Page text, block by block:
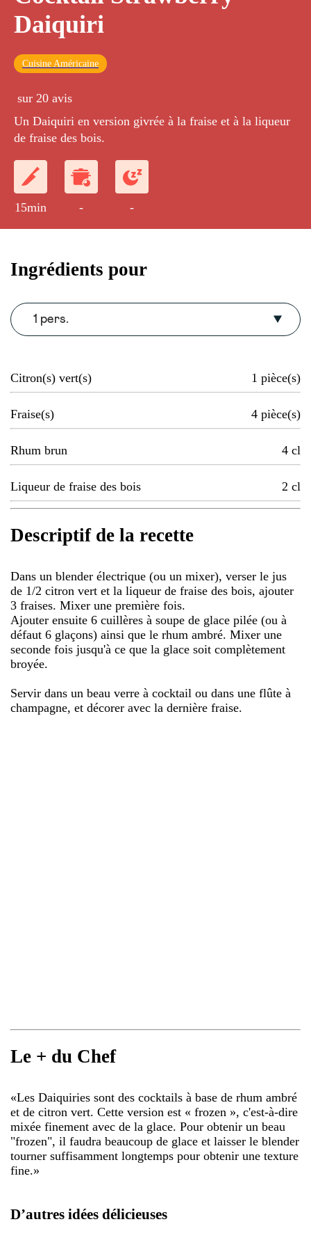
Daiquiri
Cuisine Américaine
sur 20 avis
Un Daiquiri en version givrée à la fraise et à la liqueur
de fraise des bois.
15min - -
Ingrédients pour
1 pers.
Citron(s) vert(s) 1 pièce(s)
Fraise(s) 4 pièce(s)
Rhum brun 4 cl
Liqueur de fraise des bois 2 cl
Descriptif de la recette
Dans un blender électrique (ou un mixer), verser le jus
de 1/2 citron vert et la liqueur de fraise des bois, ajouter
3 fraises. Mixer une première fois.
Ajouter ensuite 6 cuillères à soupe de glace pilée (ou à
défaut 6 glaçons) ainsi que le rhum ambré. Mixer une
seconde fois jusqu'à ce que la glace soit complètement
broyée.
Servir dans un beau verre à cocktail ou dans une flûte à
champagne, et décorer avec la dernière fraise.
Le + du Chef
«Les Daiquiries sont des cocktails à base de rhum ambré
et de citron vert. Cette version est « frozen », c'est-à-dire
mixée finement avec de la glace. Pour obtenir un beau
"frozen", il faudra beaucoup de glace et laisser le blender
tourner suffisamment longtemps pour obtenir une texture
fine.»
D’autres idées délicieuses